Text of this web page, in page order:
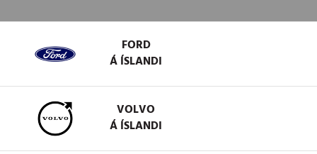
FORD
Á ÍSLANDI
VOLVO
Á ÍSLANDI